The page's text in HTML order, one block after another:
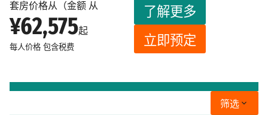
套房价格从（金额 从
¥62,575起
每人价格 包含税费
了解更多
立即预定
筛选